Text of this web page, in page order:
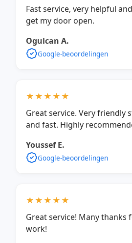
Fast service, very helpful
get my door open.
Ogulcan A.
Google-beoordelingen
★★★★★
Great service. Very friendly
and fast. Highly
Youssef E.
Google-beoordelingen
★★★★★
Great service! Many thanks
work!